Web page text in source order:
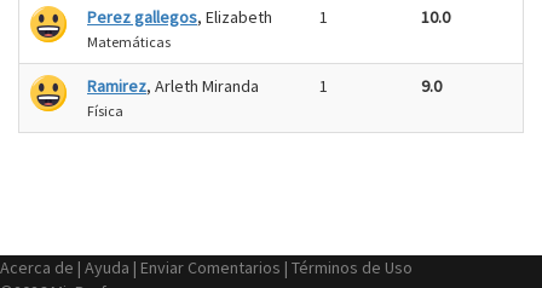
Perez gallegos, Elizabeth
Matemáticas
1 10.0
Ramirez, Arleth Miranda
Física
1 9.0
Acerca de | Ayuda | Enviar Comentarios | Términos de Uso